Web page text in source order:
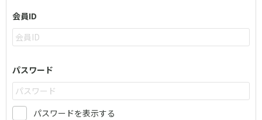
会員ID
パスワード
パスワードを表示する